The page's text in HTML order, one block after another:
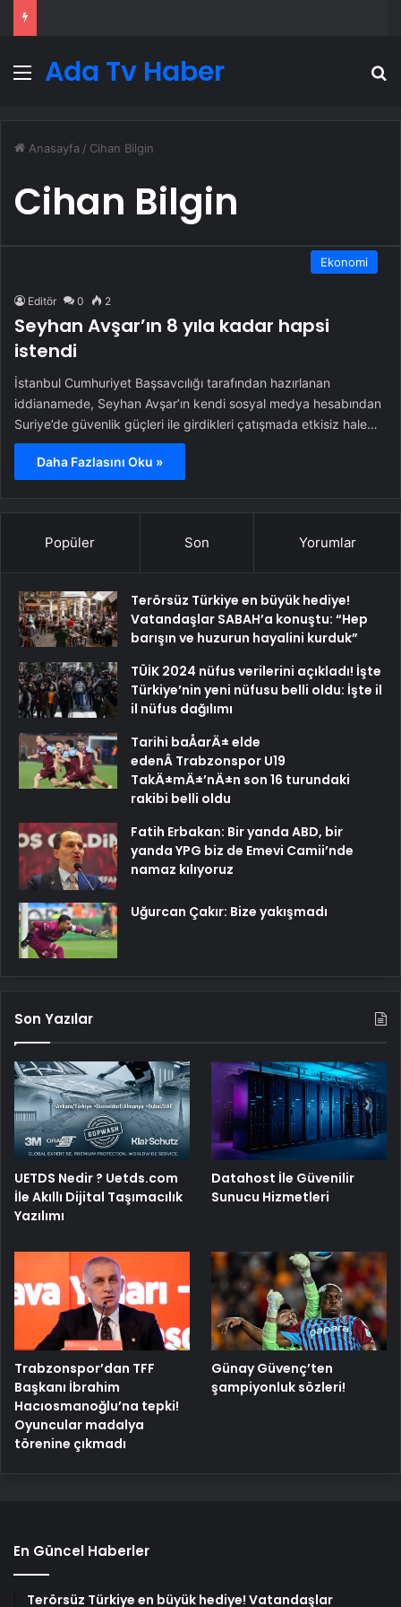
Menü
Ada Tv Haber
Anasayfa / Cihan Bilgin
Cihan Bilgin
Ekonomi
Editör 0 2
Seyhan Avşar’ın 8 yıla kadar hapsi
istendi
İstanbul Cumhuriyet Başsavcılığı tarafından hazırlanan
iddianamede, Seyhan Avşar’ın kendi sosyal medya hesabından
Suriye’de güvenlik güçleri ile girdikleri çatışmada etkisiz hale…
Daha Fazlasını Oku »
Popüler Son Yorumlar
Terörsüz Türkiye en büyük hediye!
Vatandaşlar SABAH’a konuştu: “Hep
barışın ve huzurun hayalini kurduk”
TÜİK 2024 nüfus verilerini açıkladı! İşte
Türkiye’nin yeni nüfusu belli oldu: İşte il
il nüfus dağılımı
Tarihi baÅarÄ± elde
edenÂ Trabzonspor U19
TakÄ±mÄ±’nÄ±n son 16 turundaki
rakibi belli oldu
Fatih Erbakan: Bir yanda ABD, bir
yanda YPG biz de Emevi Camii’nde
namaz kılıyoruz
Uğurcan Çakır: Bize yakışmadı
Son Yazılar
UETDS Nedir ? Uetds.com
İle Akıllı Dijital Taşımacılık
Yazılımı
Datahost İle Güvenilir
Sunucu Hizmetleri
Trabzonspor’dan TFF
Başkanı İbrahim
Hacıosmanoğlu’na tepki!
Oyuncular madalya
törenine çıkmadı
Günay Güvenç’ten
şampiyonluk sözleri!
En Güncel Haberler
Terörsüz Türkiye en büyük hediye! Vatandaşlar